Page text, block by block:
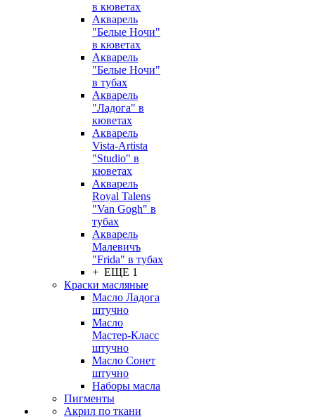
в кюветах
Акварель
"Белые Ночи"
в кюветах
Акварель
"Белые Ночи"
в тубах
Акварель
"Ладога" в
кюветах
Акварель
Vista-Artista
"Studio" в
кюветах
Акварель
Royal Talens
"Van Gogh" в
тубах
Акварель
Малевичъ
"Frida" в тубах
+ ЕЩЕ 1
Краски масляные
Масло Ладога
штучно
Масло
Мастер-Класс
штучно
Масло Сонет
штучно
Наборы масла
Пигменты
Акрил по ткани